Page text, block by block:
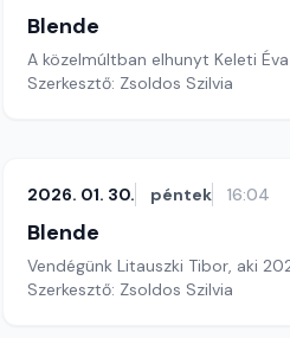
Blende
A közelmúltban elhunyt Keleti
Szerkesztő: Zsoldos Szilvia
2026. 01. 30. péntek 16:04
Blende
Vendégünk Litauszki Tibor, aki
Szerkesztő: Zsoldos Szilvia